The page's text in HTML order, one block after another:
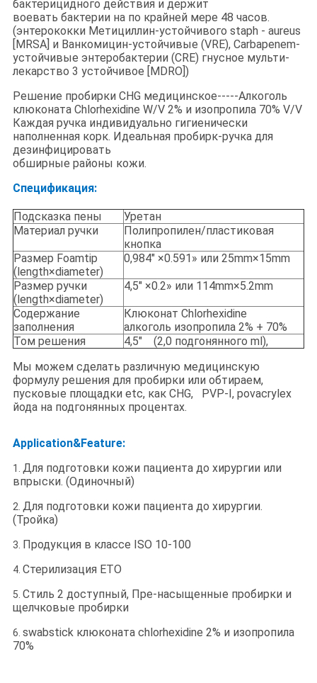
бактерицидного действия и держит
воевать бактерии на по крайней мере 48 часов.
(энтерококки Метициллин-устойчивого staph - aureus
[MRSA] и Ванкомицин-устойчивые (VRE), Carbapenem-
устойчивые энтеробактерии (CRE) гнусное мульти-
лекарство 3 устойчивое [MDRO])
Решение пробирки CHG медицинское-----Алкоголь
клюконата Chlorhexidine W/V 2% и изопропила 70% V/V
Каждая ручка индивидуально гигиенически
наполненная корк. Идеальная пробирк-ручка для
дезинфицировать
обширные районы кожи.
Спецификация:
Подсказка пены
Уретан
Материал ручки
Полипропилен/пластиковая
кнопка
Размер Foamtip
(length×diameter)
0,984" ×0.591» или 25mm×15mm
Размер ручки
(length×diameter)
4,5" ×0.2» или 114mm×5.2mm
Содержание
заполнения
Клюконат Chlorhexidine
алкоголь изопропила 2% + 70%
Том решения
4,5" (2,0 подгонянного ml),
Мы можем сделать различную медицинскую
формулу решения для пробирки или обтираем,
пусковые площадки etc, как CHG, PVP-I, povacrylex
йода на подгонянных процентах.
Application&Feature:
1. Для подготовки кожи пациента до хирургии или
впрыски. (Одиночный)
2. Для подготовки кожи пациента до хирургии.
(Тройка)
3. Продукция в классе ISO 10-100
4. Стерилизация ETO
5. Стиль 2 доступный, Пре-насыщенные пробирки и
щелчковые пробирки
6. swabstick клюконата chlorhexidine 2% и изопропила
70%